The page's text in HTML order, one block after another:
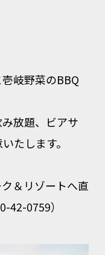
岐野菜のBBQ
放題、ビアサ
たします。
＆リゾートへ直
42-0759）